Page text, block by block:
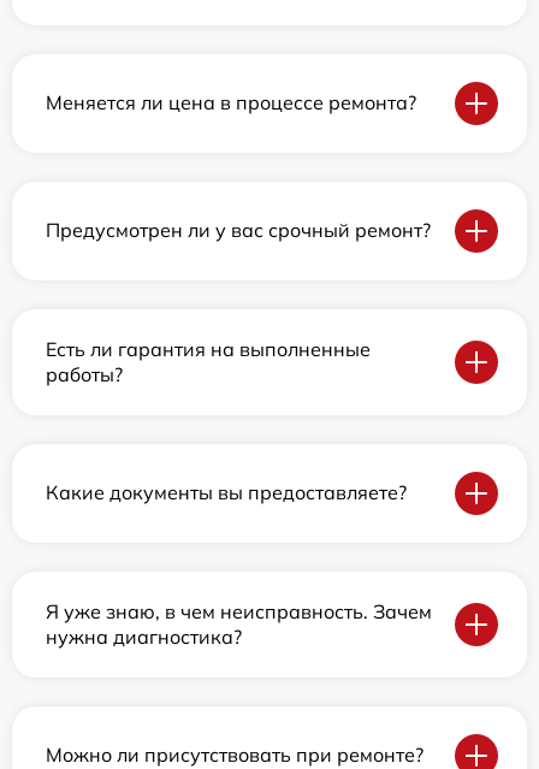
Меняется ли цена в процессе ремонта?
Предусмотрен ли у вас срочный ремонт?
Есть ли гарантия на выполненные
работы?
Какие документы вы предоставляете?
Я уже знаю, в чем неисправность. Зачем
нужна диагностика?
Можно ли присутствовать при ремонте?